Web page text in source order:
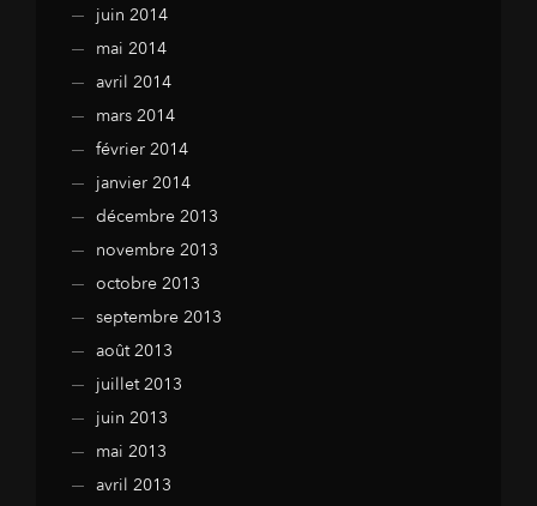
juin 2014
mai 2014
avril 2014
mars 2014
février 2014
janvier 2014
décembre 2013
novembre 2013
octobre 2013
septembre 2013
août 2013
juillet 2013
juin 2013
mai 2013
avril 2013